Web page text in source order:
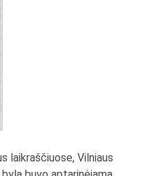
laikraščiuose, Vilniaus